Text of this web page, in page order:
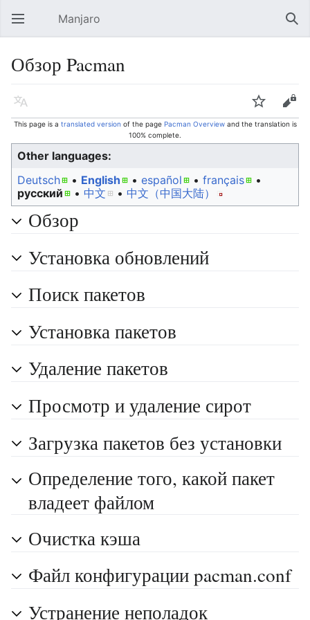
Open main menu Manjaro
Обзор Pacman
Language Watch Edit
This page is a translated version of the page Pacman Overviewand the translation is
100% complete.
Other languages:
Deutsch
• ‎ English • ‎ español • ‎ français
•
русский • ‎ 中文 • ‎ 中文（中国大陆）‎
Обзор
Установка обновлений
Поиск пакетов
Установка пакетов
Удаление пакетов
Просмотр и удаление сирот
Загрузка пакетов без установки
Определение того, какой пакет
владеет файлом
Очистка кэша
Файл конфигурации pacman.conf
Устранение неполадок